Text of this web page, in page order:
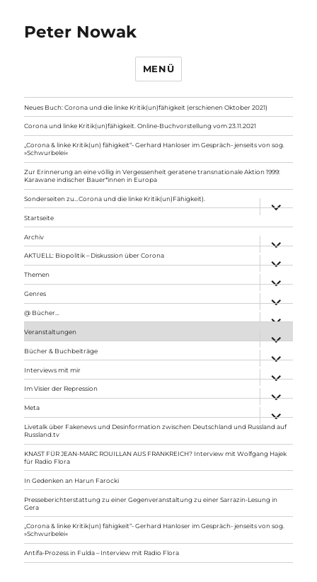
Peter Nowak
MENÜ
Neues Buch: Corona und die linke Kritik(un)fähigkeit (erschienen Oktober 2021)
Corona und linke Kritik(un)fähigkeit. Online-Buchvorstellung vom 23.11.2021
„Corona & linke Kritik(un) fähigkeit“- Gerhard Hanloser im Gespräch- jenseits von sog.
»Schwurbelei«
Zur Erinnerung an eine völlig in Vergessenheit geratene transnationale Aktion 1999:
Karawane indischer Bauer*innen in Europa
Sonderseiten zu…Corona und die linke Kritik(un)Fähigkeit).
anzeigen
Startseite
Archiv
anzeigen
AKTUELL: Biopolitik – Diskussion über Corona
anzeigen
Themen
anzeigen
Genres
anzeigen
@ Bücher…
Veranstaltungen
anzeigen
Bücher & Buchbeiträge
anzeigen
Interviews mit mir
anzeigen
Im Visier der Repression
anzeigen
Meta
anzeigen
Livetalk über Fakenews und Desinformation zwischen Deutschland und Russland auf
Russland.tv
KNAST FÜR JEAN-MARC ROUILLAN AUS FRANKREICH? Interview mit Wolfgang Hajek
für Radio Flora
In Gedenken an Harun Farocki
Presseberichterstattung zu einer Gegenveranstaltung zu einer Sarrazin-Lesung in
Gera
„Corona & linke Kritik(un) fähigkeit“- Gerhard Hanloser im Gespräch- jenseits von sog.
»Schwurbelei«
Antifa-Prozess in Fulda – Interview mit Radio Flora